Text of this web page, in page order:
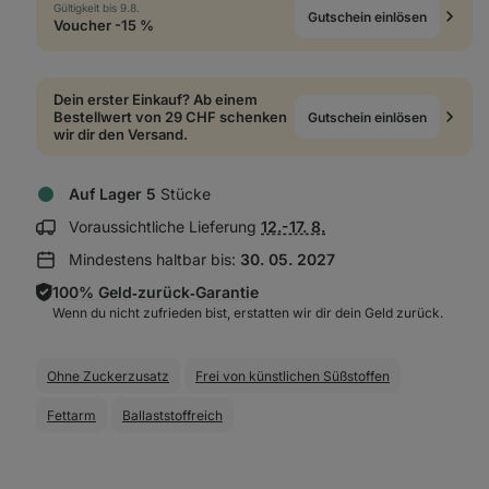
Gültigkeit bis 9.8.
Voucher -15 % Gutschein einlösen
Dein erster Einkauf? Ab einem
Bestellwert von 29 CHF schenken
wir dir den Versand.
Gutschein einlösen
Auf Lager 5 Stücke
Voraussichtliche Lieferung Lieferinformationen
12.-17. 8.
Mindestens haltbar bis: 30. 05. 2027
100% Geld‑zurück‑Garantie
Wenn du nicht zufrieden bist, erstatten wir dir dein Geld zurück.
Ohne Zuckerzusatz Frei von künstlichen Süßstoffen
Fettarm Ballaststoffreich